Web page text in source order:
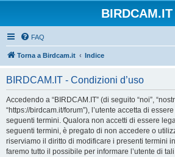
BIRDCAM.IT
FAQ
Torna a Birdcam.it Indice
BIRDCAM.IT - Condizioni d’uso
Accedendo a “BIRDCAM.IT” (di seguito “noi”,
“https://birdcam.it/forum”), l’utente accetta di
seguenti termini. Qualora non accetti di essere
seguenti termini, è pregato di non accedere o
riserviamo il diritto di modificare i presenti termini
faremo tutto il possibile per informare l’utente di